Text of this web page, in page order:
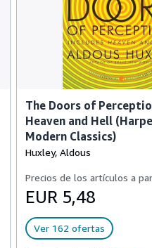
The Doors of
Heaven and Hell
Modern Classics)
Huxley, Aldous
Precios de los artículos a
EUR 5,48
Ver 162 ofertas